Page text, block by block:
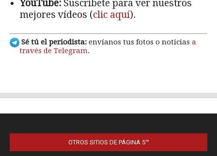
OTROS SITIOS DE PÁGINA 5™